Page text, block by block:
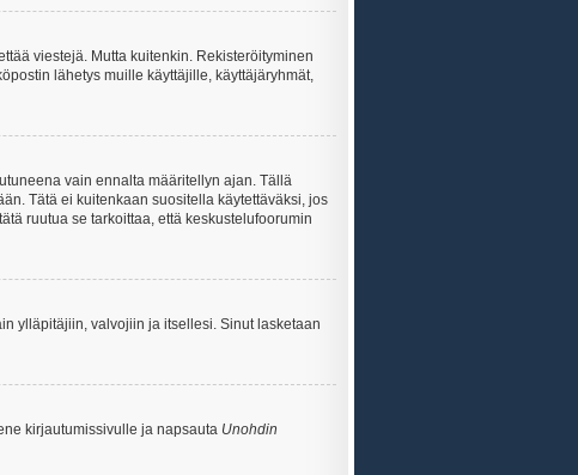
viestejä. Mutta kuitenkin. Rekisteröityminen
lähetys muille käyttäjille, käyttäjäryhmät,
vain ennalta määritellyn ajan. Tällä
Tätä ei kuitenkaan suositella käytettäväksi, jos
ruutua se tarkoittaa, että keskustelufoorumin
ylläpitäjiin, valvojiin ja itsellesi. Sinut lasketaan
kirjautumissivulle ja napsauta Unohdin